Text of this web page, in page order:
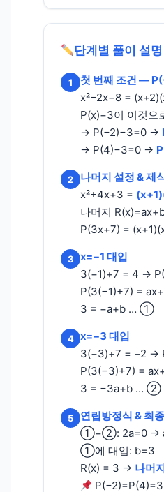
단계별 풀이 설명
1
첫 번째 조건 —
x²−2x−8 =
P(x)−3이 이것으
→ P(−2)−3=0 →
→ P(4)−3=0 →
2
나머지 설정 & 제
x²+4x+3 =
나머지
P(3x+7) =
3
x=−1 대입
3(−1)+7 = 4 →
P(3(−1)+7) =
3 = −a+b … ①
4 x=−3 대입
3(−3)+7 = −2 →
P(3(−3)+7) =
3 = −3a+b … ②
5
연립방정식 & 최
①−②: 2a=0 →
①에 대입: b=3
R(x) = 3 → 나머